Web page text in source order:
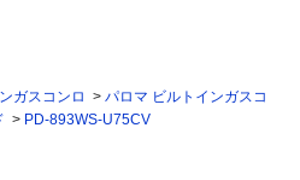
ガスコンロ
パロマ ビルトインガスコ
PD-893WS-U75CV